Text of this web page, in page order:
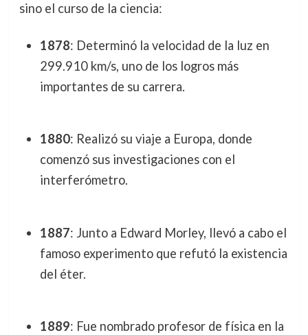
sino el curso de la ciencia:
1878: Determinó la velocidad de la luz en
299.910 km/s, uno de los logros más
importantes de su carrera.
1880: Realizó su viaje a Europa, donde
comenzó sus investigaciones con el
interferómetro.
1887: Junto a Edward Morley, llevó a cabo el
famoso experimento que refutó la existencia
del éter.
1889: Fue nombrado profesor de física en la